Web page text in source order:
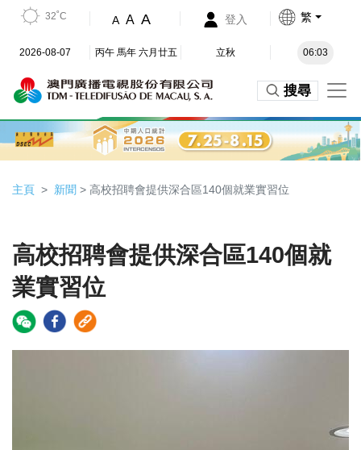
32˚C A A A 登入 繁
2026-08-07 丙午 馬年 六月廿五 立秋 06:03
搜尋
主頁 新聞 > 高校招聘會提供深合區140個就業實習位
高校招聘會提供深合區140個就
業實習位